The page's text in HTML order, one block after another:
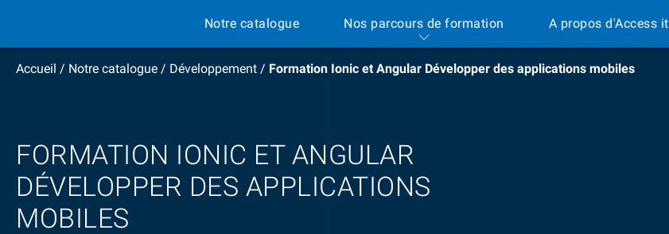
Notre catalogue Nos parcours de formation A propos d'Access it
Accueil / Notre catalogue / Développement / Formation Ionic et Angular Développer des applications mobiles
FORMATION IONIC ET ANGULAR
DÉVELOPPER DES APPLICATIONS
MOBILES